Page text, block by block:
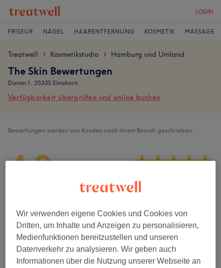
LOGIN
FRISEUR NÄGEL HAARENTFERNUNG KOSMETIK MASSAGE
Treatwell > Kosmetikstudio > Hamburg und Umland
The Skin Bewertungen
Damm 1, 25335 Elmshorn
Verfügbarkeit überprüfen und online buchen
Bewertungen werden von Kunden nach ihrem Besuch geschrieben.
4,9
Sauberkeit
Service
Wir verwenden eigene Cookies und Cookies von
Dritten, um Inhalte und Anzeigen zu personalisieren,
Medienfunktionen bereitzustellen und unseren
Datenverkehr zu analysieren. Wir geben auch
Informationen über die Nutzung unserer Webseite an